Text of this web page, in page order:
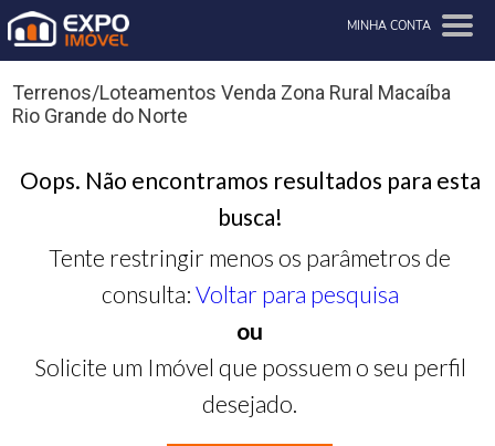
MINHA CONTA
Terrenos/Loteamentos Venda Zona Rural Macaíba
Rio Grande do Norte
Oops. Não encontramos resultados para esta
busca!
Tente restringir menos os parâmetros de
consulta: Voltar para pesquisa
ou
Solicite um Imóvel que possuem o seu perfil
desejado.